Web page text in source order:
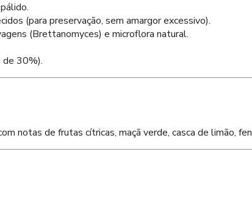
(para preservação, sem amargor excessivo).
(Brettanomyces) e microflora natural.
de 30%).
notas de frutas cítricas, maçã verde, casca de limão,